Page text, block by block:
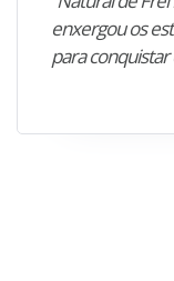
enxergou os
para